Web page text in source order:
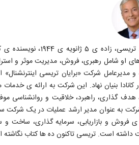
برایان تریسی، زاده
های او شامل رهبری، فروش، مدیریت موثر و
کانادا بنیان نهاد. این شرکت به ارائه ی
گذاری، راهبرد، خلاقیت و روانشناسی
به عنوان مدیر ارشد عملیات در یک شرکت
ی فروش و بازاریابی، سرمایه گذاری، ساخت و
داشته است. تریسی تاکنون ده ها کتاب